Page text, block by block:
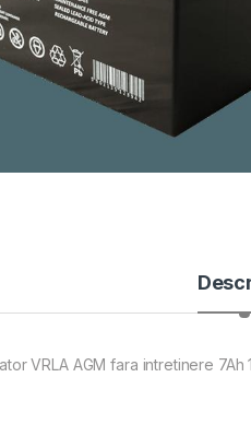
VRLA AGM fara intretinere 7Ah